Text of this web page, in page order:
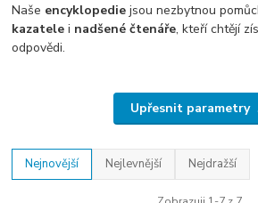
Naše encyklopedie jsou nezbytnou
kazatele i nadšené čtenáře, kteří chtějí
odpovědi.
Upřesnit parametry
Nejnovější Nejlevnější Nejdražší